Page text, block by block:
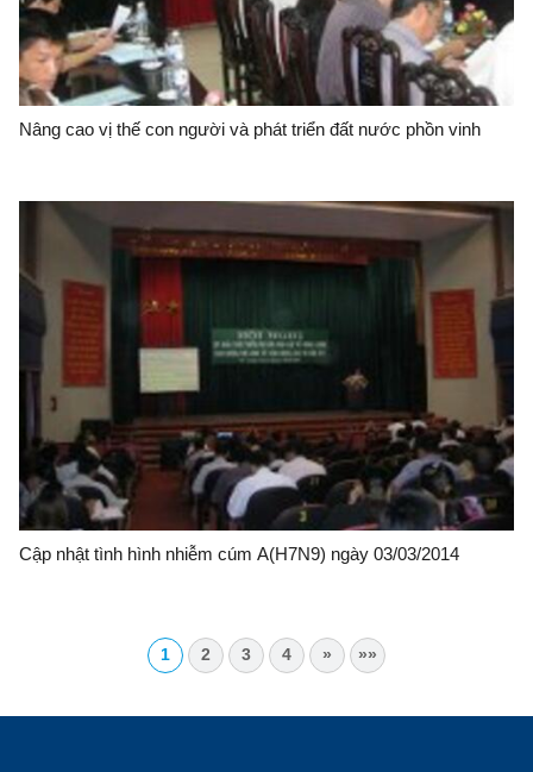
Nâng cao vị thế con người và phát triển đất nước phồn vinh
Cập nhật tình hình nhiễm cúm A(H7N9) ngày 03/03/2014
1 2 3 4 » »»